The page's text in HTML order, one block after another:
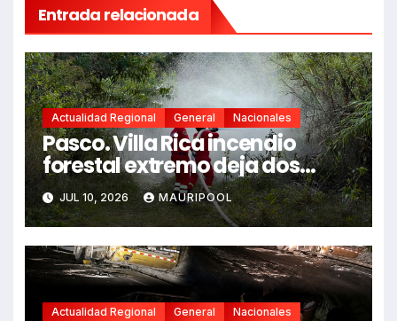
Entrada relacionada
Actualidad Regional General Nacionales
Pasco. Villa Rica incendio
forestal extremo deja dos
fallecidos y heridos
JUL 10, 2026 MAURIPOOL
Actualidad Regional General Nacionales